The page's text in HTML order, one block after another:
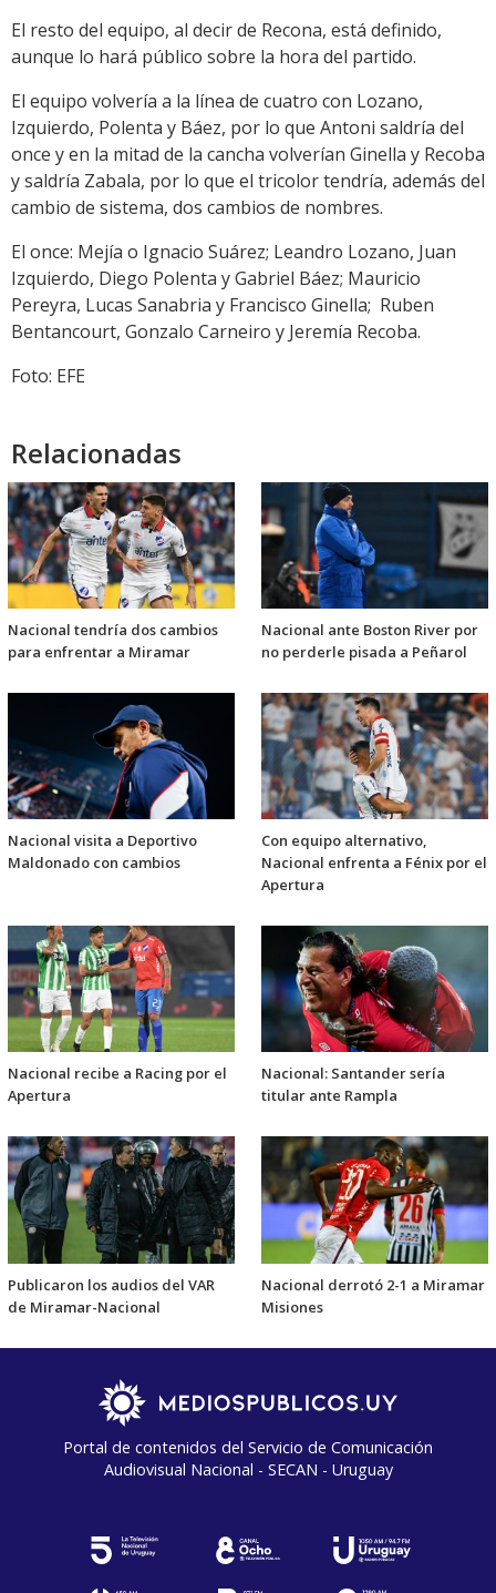
El resto del equipo, al decir de Recona, está definido,
aunque lo hará público sobre la hora del partido.
El equipo volvería a la línea de cuatro con Lozano,
Izquierdo, Polenta y Báez, por lo que Antoni saldría del
once y en la mitad de la cancha volverían Ginella y Recoba
y saldría Zabala, por lo que el tricolor tendría, además del
cambio de sistema, dos cambios de nombres.
El once: Mejía o Ignacio Suárez; Leandro Lozano, Juan
Izquierdo, Diego Polenta y Gabriel Báez; Mauricio
Pereyra, Lucas Sanabria y Francisco Ginella; Ruben
Bentancourt, Gonzalo Carneiro y Jeremía Recoba.
Foto: EFE
Relacionadas
Nacional tendría dos cambios
para enfrentar a Miramar
Nacional ante Boston River por
no perderle pisada a Peñarol
Nacional visita a Deportivo
Maldonado con cambios
Con equipo alternativo,
Nacional enfrenta a Fénix por el
Apertura
Nacional recibe a Racing por el
Apertura
Nacional: Santander sería
titular ante Rampla
Publicaron los audios del VAR
de Miramar-Nacional
Nacional derrotó 2-1 a Miramar
Misiones
Portal de contenidos del Servicio de Comunicación
Audiovisual Nacional - SECAN - Uruguay